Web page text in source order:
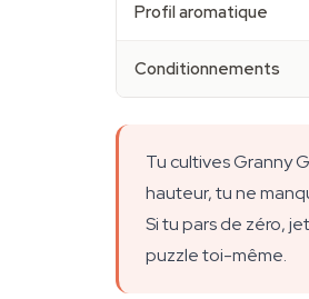
Profil aromatique
Conditionnements
Tu cultives Granny
hauteur, tu ne
Si tu pars de zéro,
puzzle toi-même.